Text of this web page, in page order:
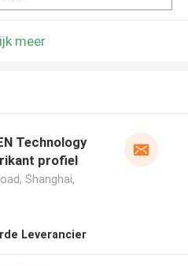
meer
Technology
profiel
Shanghai,
Leverancier